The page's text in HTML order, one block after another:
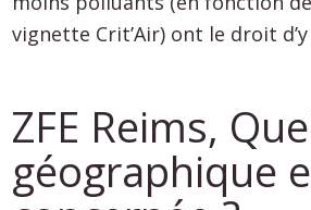
vignette Crit’Air) ont le droit
ZFE Reims,
géographique